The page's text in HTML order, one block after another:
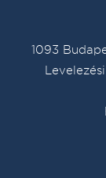
1093